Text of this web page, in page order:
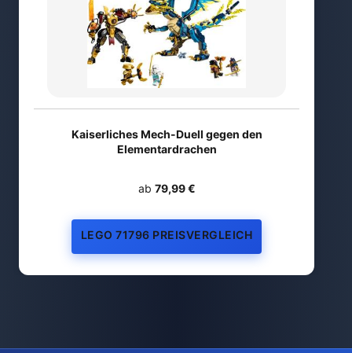
Kaiserliches Mech-Duell gegen den
Elementardrachen
ab 79,99 €
LEGO 71796 PREISVERGLEICH